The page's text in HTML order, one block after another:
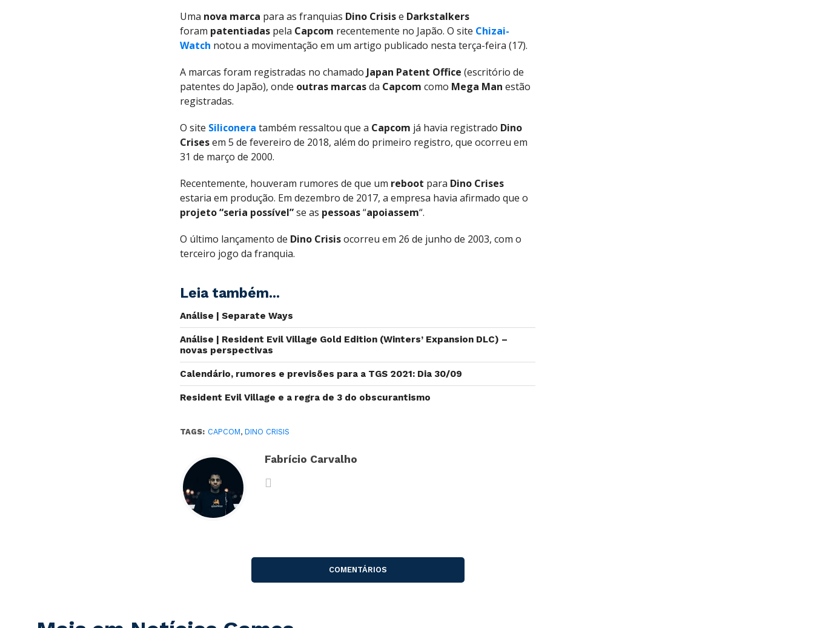
Uma nova marca para as franquias Dino Crisise Darkstalkers
foram patentiadas pela Capcom recentemente no Japão. O site Chizai-
Watch notou a movimentação em um artigo publicado nesta terça-feira (17).
A marcas foram registradas no chamado Japan Patent Office (escritório de
patentes do Japão), onde outras marcasda Capcom como Mega Man estão
registradas.
O site Siliconera também ressaltou que a Capcom já havia registrado Dino
Crisesem 5 de fevereiro de 2018, além do primeiro registro, que ocorreu em
31 de março de 2000.
Recentemente, houveram rumores de que um reboot para Dino Crises
estaria em produção. Em dezembro de 2017, a empresa havia afirmado que o
projeto “seria possível”se as pessoas“apoiassem“.
O último lançamento de Dino Crisisocorreu em 26 de junho de 2003, com o
terceiro jogo da franquia.
Leia também...
Análise | Separate Ways
Análise | Resident Evil Village Gold Edition (Winters’ Expansion DLC) –
novas perspectivas
Calendário, rumores e previsões para a TGS 2021: Dia 30/09
Resident Evil Village e a regra de 3 do obscurantismo
TAGS: CAPCOM,DINO CRISIS
Fabrício Carvalho
COMENTÁRIOS